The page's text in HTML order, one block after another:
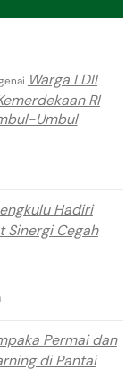
Warga LDII
RI
Umbul
Hadiri
Sinergi Cegah
Permai dan
di Pantai